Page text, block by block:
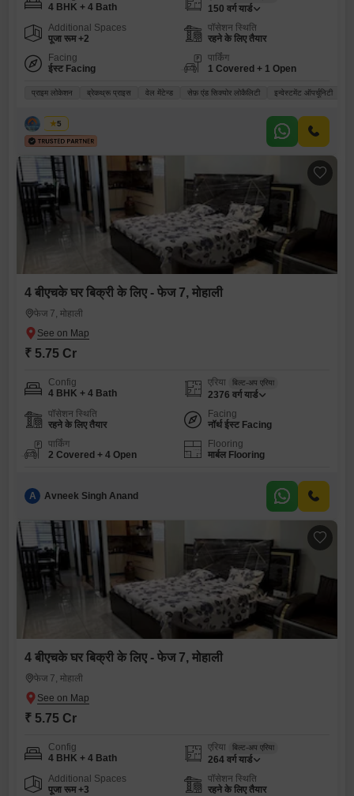
4 BHK + 4 Bath
150 वर्ग यार्ड
Additional Spaces
पूजा रूम +2
पॉसेशन स्थिति
रहने के लिए तैयार
Facing
ईस्ट Facing
पार्किंग
1 Covered + 1 Open
प्राइम लोकेशन ब्रेकथ्रू प्राइस वेल मेंटेन्ड सेफ़ एंड सिक्योर लोकैलिटी इन्वेस्टमेंट ऑपर्चूनिटी
सोनिया
5
4 बीएचके घर बिक्री के लिए - फेज 7, मोहाली
फेज 7, मोहाली
₹ 5.75 Cr
Config
4 BHK + 4 Bath
एरिया बिल्ट-अप एरिया
2376 वर्ग यार्ड
पॉसेशन स्थिति
रहने के लिए तैयार
Facing
नॉर्थ ईस्ट Facing
पार्किंग
2 Covered + 4 Open
Flooring
मार्बल Flooring
A Avneek Singh Anand
4 बीएचके घर बिक्री के लिए - फेज 7, मोहाली
फेज 7, मोहाली
₹ 5.75 Cr
Config
4 BHK + 4 Bath
एरिया बिल्ट-अप एरिया
264 वर्ग यार्ड
Additional Spaces
पूजा रूम +3
पॉसेशन स्थिति
रहने के लिए तैयार